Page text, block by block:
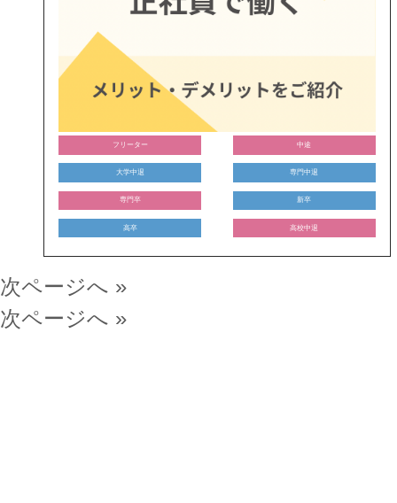
フリーター 中途
大学中退 専門中退
専門卒 新卒
高卒 高校中退
次ページへ »
次ページへ »